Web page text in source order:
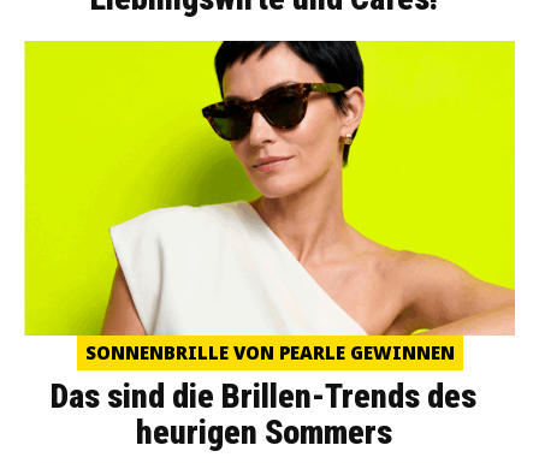
SONNENBRILLE VON PEARLE GEWINNEN
Das sind die Brillen-Trends des
heurigen Sommers